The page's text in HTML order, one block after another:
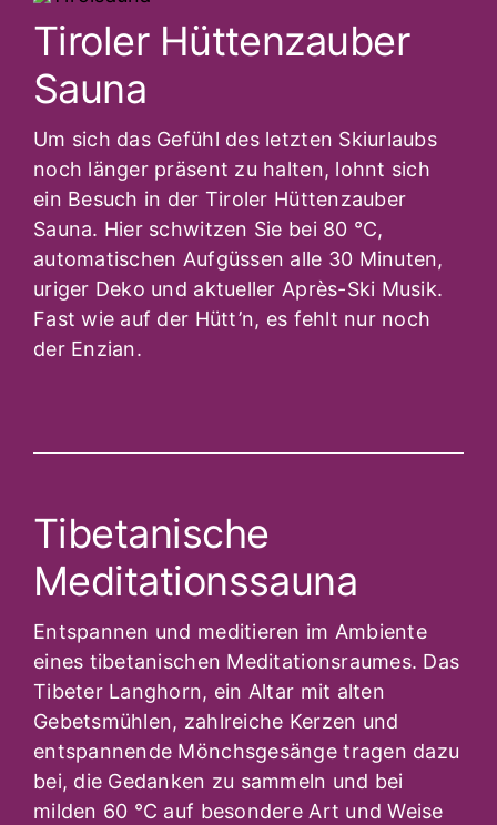
Tiroler Hüttenzauber
Sauna
Um sich das Gefühl des letzten Skiurlaubs
noch länger präsent zu halten, lohnt sich
ein Besuch in der Tiroler Hüttenzauber
Sauna. Hier schwitzen Sie bei 80 °C,
automatischen Aufgüssen alle 30 Minuten,
uriger Deko und aktueller Après-Ski Musik.
Fast wie auf der Hütt’n, es fehlt nur noch
der Enzian.
Tibetanische
Meditationssauna
Entspannen und meditieren im Ambiente
eines tibetanischen Meditationsraumes. Das
Tibeter Langhorn, ein Altar mit alten
Gebetsmühlen, zahlreiche Kerzen und
entspannende Mönchsgesänge tragen dazu
bei, die Gedanken zu sammeln und bei
milden 60 °C auf besondere Art und Weise